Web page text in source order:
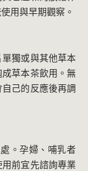
用與早期觀察。
獨或與其他草本
草本茶飲用。無
己的反應後再調
。孕婦、哺乳者
前宜先諮詢專業